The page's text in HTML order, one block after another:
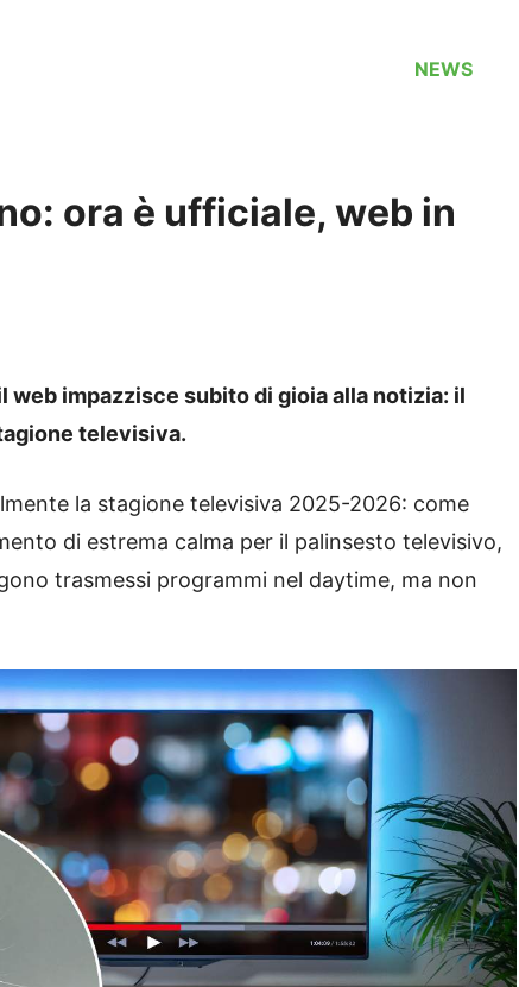
NEWS
ora è ufficiale, web in
web impazzisce subito di gioia alla notizia: il
televisiva.
la stagione televisiva 2025-2026: come
di estrema calma per il palinsesto televisivo,
trasmessi programmi nel daytime, ma non